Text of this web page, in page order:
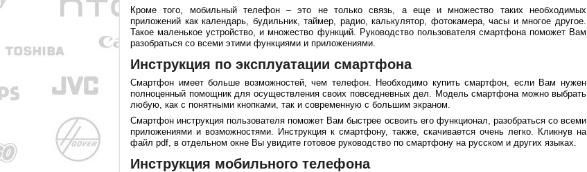
Кроме того, мобильный телефон – это не только связь, а еще и множество таких необходимых
приложений как календарь, будильник, таймер, радио, калькулятор, фотокамера, часы и многое другое.
Такое маленькое устройство, и множество функций. Руководство пользователя смартфона поможет Вам
разобраться со всеми этими функциями и приложениями.
Инструкция по эксплуатации смартфона
Смартфон имеет больше возможностей, чем телефон. Необходимо купить смартфон, если Вам нужен
полноценный помощник для осуществления своих повседневных дел. Модель смартфона можно выбрать
любую, как с понятными кнопками, так и современную с большим экраном.
Смартфон инструкция пользователя поможет Вам быстрее освоить его функционал, разобраться со всеми
приложениями и возможностями. Инструкция к смартфону, также, скачивается очень легко. Кликнув на
файл pdf, в отдельном окне Вы увидите готовое руководство по смартфону на русском и других языках.
Инструкция мобильного телефона